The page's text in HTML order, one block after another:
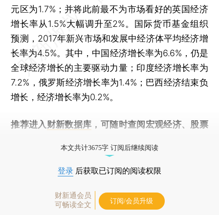
元区为1.7%；并将此前最不为市场看好的英国经济
增长率从1.5%大幅调升至2%。国际货币基金组织
预测，2017年新兴市场和发展中经济体平均经济增
长率为4.5%。其中，中国经济增长率为6.6%，仍是
全球经济增长的主要驱动力量；印度经济增长率为
7.2%，俄罗斯经济增长率为1.4%；巴西经济结束负
增长，经济增长率为0.2%。
推荐进入 财新数据库 ，可随时查阅宏观经济、股票
本文共计3675字 订阅后继续阅读
登录 后获取已订阅的阅读权限
财新通会员
可畅读全文
订阅/会员升级